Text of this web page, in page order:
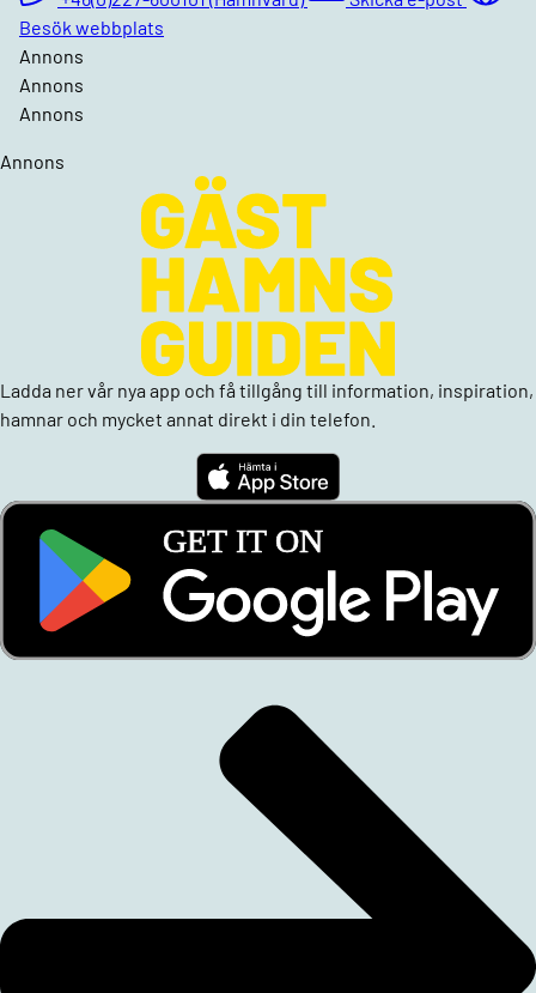
Besök webbplats
Annons
Annons
Annons
Annons
Ladda ner vår nya app och få tillgång till information, inspiration,
hamnar och mycket annat direkt i din telefon.